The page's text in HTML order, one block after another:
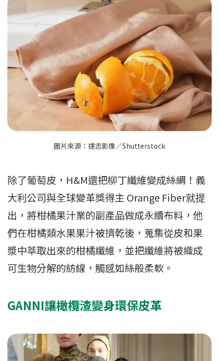
圖片來源：達志影像／Shutterstock
除了葡萄皮，H&M還把柳丁纖維變成絲綢！義
大利公司與全球變革獎得主 Orange Fiber就提
出，將柑橘果汁業的副產品做成永續布料，他
們在柑橘類水果果汁被擠乾後，蒐集從皮和果
漿中萃取出來的柑橘纖維，並把纖維將被織成
可生物分解的紡線，觸感如絲般柔軟。
GANNI讓橄欖渣變身環保皮革